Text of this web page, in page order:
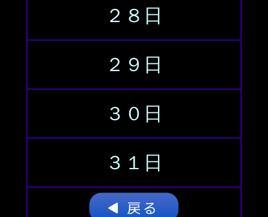
２８日
２９日
３０日
３１日